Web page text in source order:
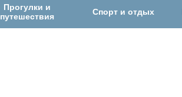
Прогулки и
путешествия
Спорт и отдых